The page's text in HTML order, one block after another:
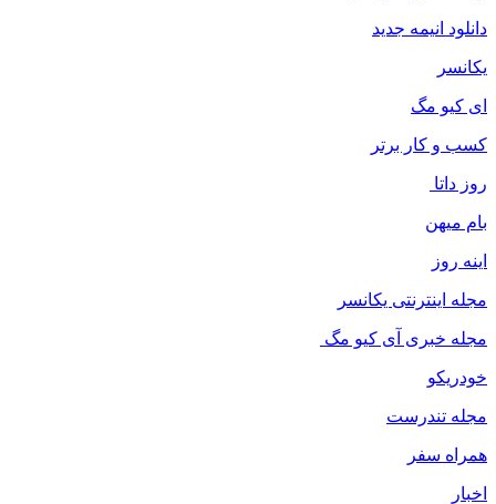
دانلود انیمه جدید
یکانسر
ای کیو مگ
کسب و کار برتر
روز داتا
بام میهن
اینه روز
مجله اینترنتی یکانسر
مجله خبری آی کیو مگ
خودریکو
مجله‌ تندرست
همراه سفر
اخبار